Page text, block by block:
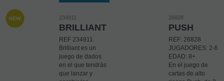
dados, un reloj de
arena y un
cubilete.
234911
BRILLIANT
REF 234911.
Brilliant es un
juego de dados
en el que tendrás
que lanzar y
26828
PUSH
REF: 26828
JUGADORES: 2-6
EDAD: 8+
En el juego de
cartas de alto